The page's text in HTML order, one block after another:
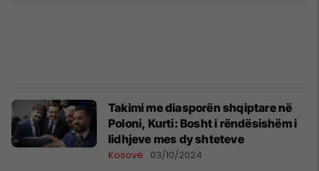
Takimi me diasporën shqiptare në
Poloni, Kurti: Bosht i rëndësishëm i
lidhjeve mes dy shteteve
Kosovë 03/10/2024